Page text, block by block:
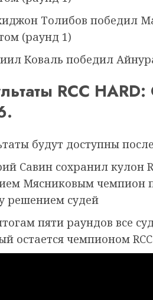
Толибов победил
(раунд 1)
Коваль победил
RCC
будут доступны
Савин сохранил кулон
Мясниковым чемпион
решением судей
пяти раундов все
остается чемпионом